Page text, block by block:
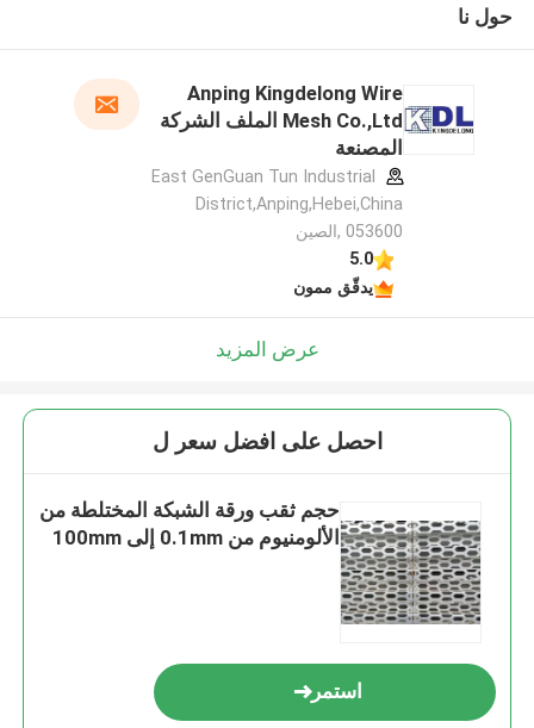
حول نا
Anping Kingdelong Wire
Mesh Co.,Ltd الملف الشركة
المصنعة
East GenGuan Tun Industrial
District,Anping,Hebei,China
053600 ,الصين
5.0
يدقّق ممون
عرض المزيد
احصل على افضل سعر ل
حجم ثقب ورقة الشبكة المختلطة من
الألومنيوم من 0.1mm إلى 100mm
استمر